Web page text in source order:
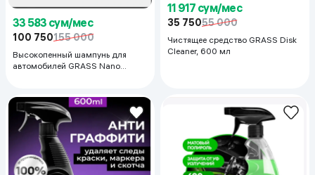
33 583 сум/мес
100 750155 000
Высокопенный шампунь для
автомобилей GRASS Nano
11 917 сум/мес
35 75055 000
Чистящее средство GRASS Disk
Cleaner, 600 мл